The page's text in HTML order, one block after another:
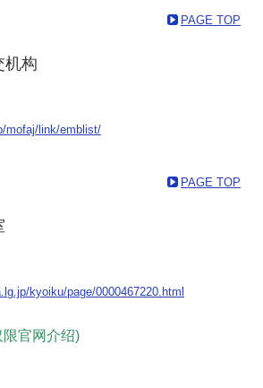
PAGE TOP
机构
mofaj/link/emblist/
PAGE TOP
kyoiku/page/0000467220.html
官网介绍)